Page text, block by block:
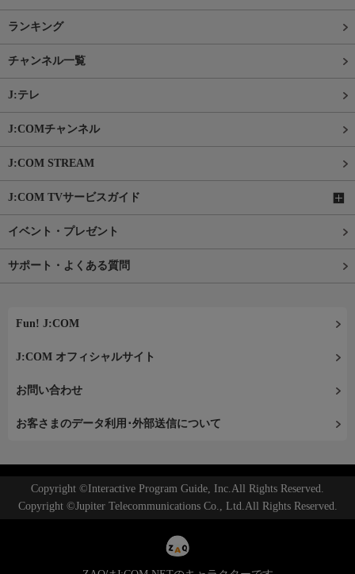
ランキング
チャンネル一覧
J:テレ
J:COMチャンネル
J:COM STREAM
J:COM TVサービスガイド
イベント・プレゼント
サポート・よくある質問
Fun! J:COM
J:COM オフィシャルサイト
お問い合わせ
お客さまのデータ利用･外部送信について
Copyright ©Interactive Program Guide, Inc.All Rights Reserved.
Copyright ©Jupiter Telecommunications Co., Ltd.All Rights Reserved.